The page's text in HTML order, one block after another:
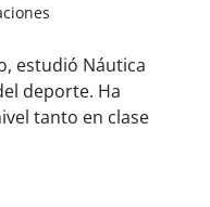
estudió Náutica
deporte. Ha
tanto en clase
como Patrón